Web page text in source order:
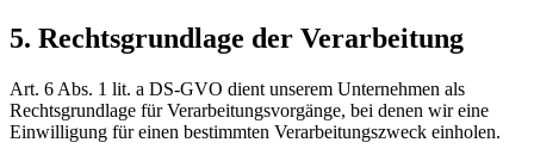
5. Rechtsgrundlage der Verarbeitung
Art. 6 Abs. 1 lit. a DS-GVO dient unserem Unternehmen als
Rechtsgrundlage für Verarbeitungsvorgänge, bei denen wir eine
Einwilligung für einen bestimmten Verarbeitungszweck einholen.